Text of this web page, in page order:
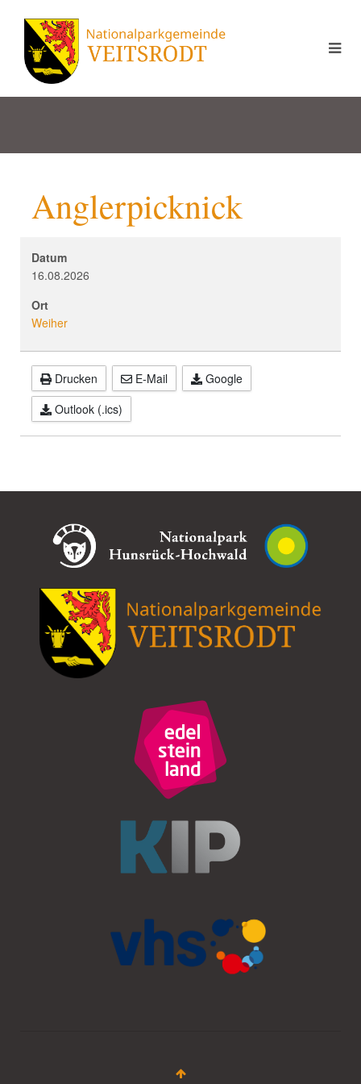
Anglerpicknick
Datum
16.08.2026
Ort
Weiher
Drucken E-Mail
Google
Outlook (.ics)